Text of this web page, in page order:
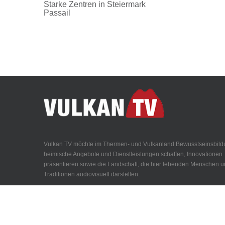
Starke Zentren in Steiermark
Passail
Vulkan TV möchte im Thermen- und Vulkanland
heimische Angebote und Dienstleistungen schaffen, Innovationen
präsentieren sowie die Landschaft, die hier lebenden Menschen
Traditionen audiovisuell darstellen.